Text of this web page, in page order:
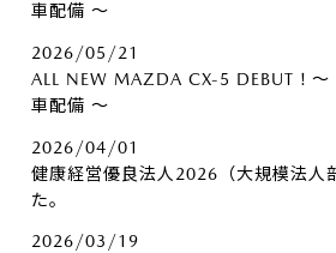
車配備 ～
2026/05/21
ALL NEW MAZDA CX-5 DEBUT！～
車配備 ～
2026/04/01
健康経営優良法人2026（大規模法人
た。
2026/03/19